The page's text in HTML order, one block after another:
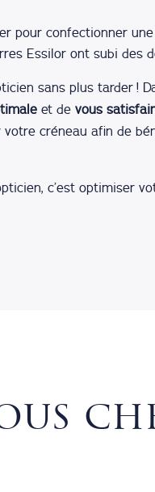
pour confectionner
Essilor ont subi des
sans plus tarder !
et devous
créneau afin de
c’est optimiser